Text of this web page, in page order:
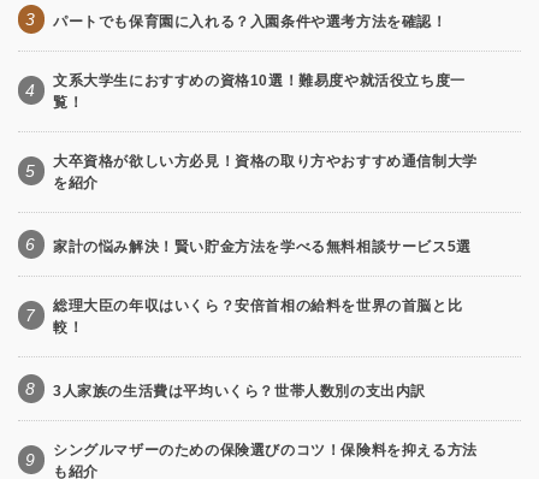
3 パートでも保育園に入れる？入園条件や選考方法を確認！
4
文系大学生におすすめの資格10選！難易度や就活役立ち度一
覧！
5
大卒資格が欲しい方必見！資格の取り方やおすすめ通信制大学
を紹介
6 家計の悩み解決！賢い貯金方法を学べる無料相談サービス5選
7
総理大臣の年収はいくら？安倍首相の給料を世界の首脳と比
較！
8 3人家族の生活費は平均いくら？世帯人数別の支出内訳
9
シングルマザーのための保険選びのコツ！保険料を抑える方法
も紹介